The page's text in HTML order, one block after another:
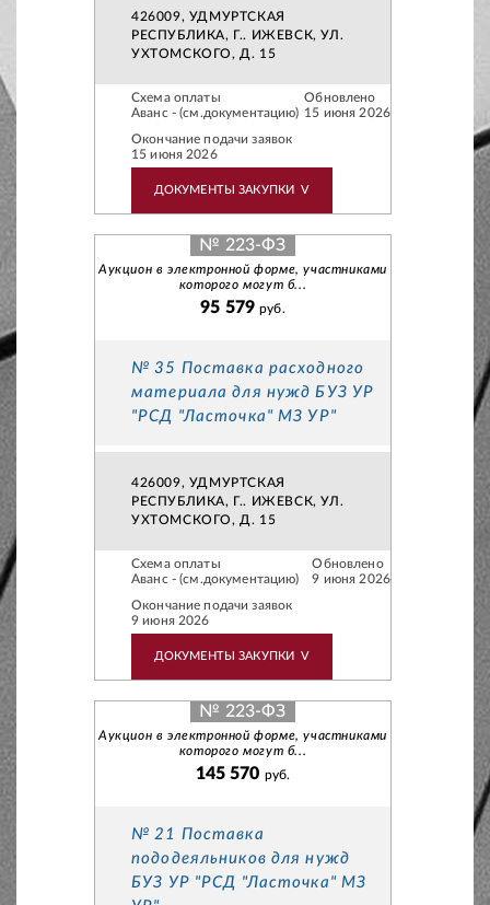
426009, УДМУРТСКАЯ
РЕСПУБЛИКА, Г.. ИЖЕВСК, УЛ.
УХТОМСКОГО, Д. 15
Схема оплаты
Аванс - (см.документацию)
Обновлено
15 июня 2026
Окончание подачи заявок
15 июня 2026
ДОКУМЕНТЫ ЗАКУПКИ V
№ 223-ФЗ
Аукцион в электронной форме, участниками
которого могут б...
95 579руб.
№ 35 Поставка расходного
материала для нужд БУЗ УР
"РСД "Ласточка" МЗ УР"
426009, УДМУРТСКАЯ
РЕСПУБЛИКА, Г.. ИЖЕВСК, УЛ.
УХТОМСКОГО, Д. 15
Схема оплаты
Аванс - (см.документацию)
Обновлено
9 июня 2026
Окончание подачи заявок
9 июня 2026
ДОКУМЕНТЫ ЗАКУПКИ V
№ 223-ФЗ
Аукцион в электронной форме, участниками
которого могут б...
145 570 руб.
№ 21 Поставка
пододеяльников для нужд
БУЗ УР "РСД "Ласточка" МЗ